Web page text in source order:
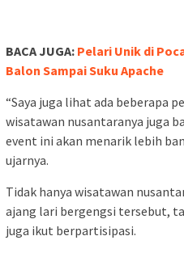
BACA JUGA: Pelari Unik di
Balon Sampai Suku Apache
“Saya juga lihat ada beberapa
wisatawan nusantaranya juga
event ini akan menarik lebih
ujarnya.
Tidak hanya wisatawan
ajang lari bergengsi tersebut,
juga ikut berpartisipasi.